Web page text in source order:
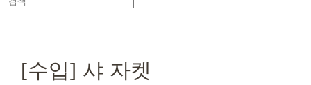
[수입] 샤 자켓